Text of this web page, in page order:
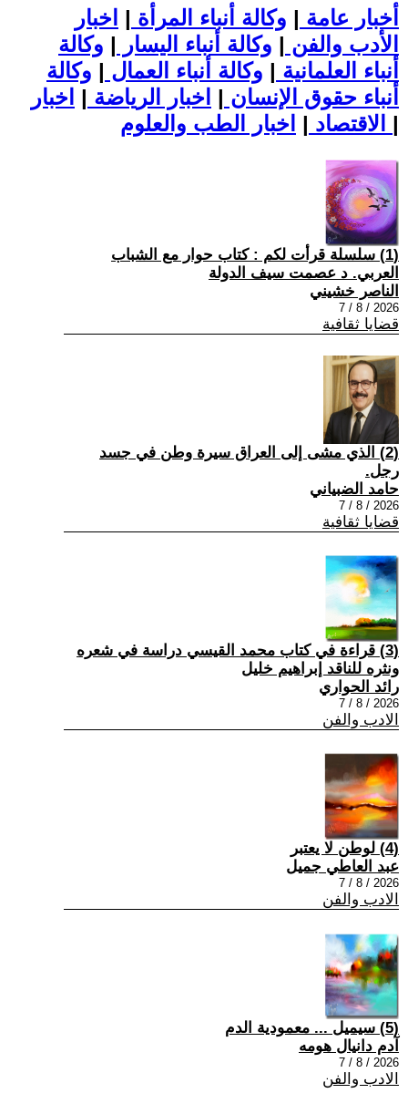
أخبار عامة | وكالة أنباء المرأة | اخبار
الأدب والفن | وكالة أنباء اليسار | وكالة
أنباء العلمانية | وكالة أنباء العمال | وكالة
أنباء حقوق الإنسان | اخبار الرياضة | اخبار
الاقتصاد | |
(1) سلسلة قرأت لكم : كتاب حوار مع الشباب
العربي. د عصمت سيف الدولة
الناصر خشيني
2026 / 8 / 7
قضايا ثقافية
(2) الذي مشى إلى العراق سيرة وطن في جسد
رجل.
حامد الضبياني
2026 / 8 / 7
قضايا ثقافية
(3) قراءة في كتاب محمد القيسي دراسة في شعره
ونثره للناقد إبراهيم خليل
رائد الحواري
2026 / 8 / 7
الادب والفن
(4) لوطن لا يعتبر
عبد العاطي جميل
2026 / 8 / 7
الادب والفن
(5) سيميل ... معمودية الدم
آدم دانيال هومه
2026 / 8 / 7
الادب والفن